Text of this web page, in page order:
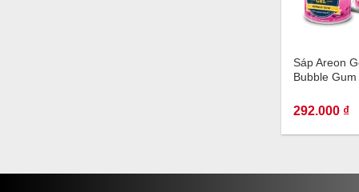
Sáp Areon
Bubble Gum
292.000 ₫